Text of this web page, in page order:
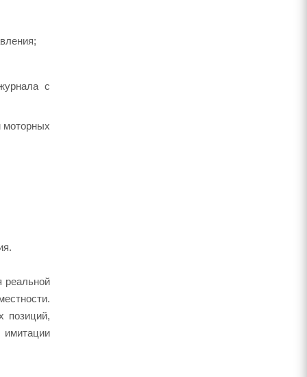
с
моторных
реальной
позиций,